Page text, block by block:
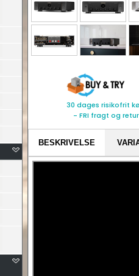
30 dages risikofrit
- FRI fragt og retur
BESKRIVELSE